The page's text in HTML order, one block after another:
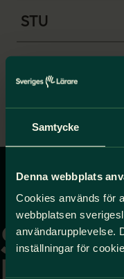
Samtycke
Denna webbplats
Cookies används för
webbplatsen
användarupplevelse.
inställningar för
STU
YZÅÄÖ
startsidan